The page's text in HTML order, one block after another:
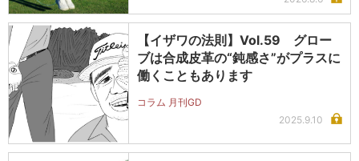
【イザワの法則】Vol.59 グロー
ブは合成皮革の“鈍感さ”がプラスに
働くこともあります
コラム 月刊GD
2025.9.10